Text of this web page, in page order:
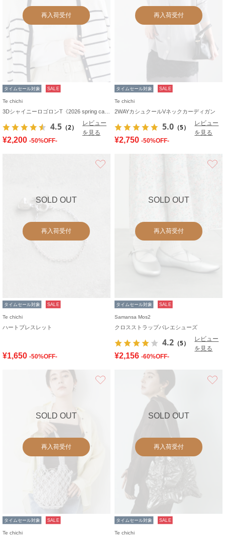
再入荷受付
タイムセール対象 SALE
Te chichi
4.5 （2）
レビュー
を見る
¥2,200 -50%OFF-
再入荷受付
タイムセール対象 SALE
Te chichi
2WAYカシュクールVネックカーディガン
5.0 （5）
レビュー
を見る
¥2,750 -50%OFF-
SOLD OUT
再入荷受付
タイムセール対象 SALE
Te chichi
ハートブレスレット
¥1,650 -50%OFF-
SOLD OUT
再入荷受付
タイムセール対象 SALE
Samansa Mos2
クロスストラップバレエシューズ
4.2 （5）
レビュー
を見る
¥2,156 -60%OFF-
SOLD OUT
再入荷受付
タイムセール対象 SALE
Te chichi
SOLD OUT
再入荷受付
タイムセール対象 SALE
Te chichi